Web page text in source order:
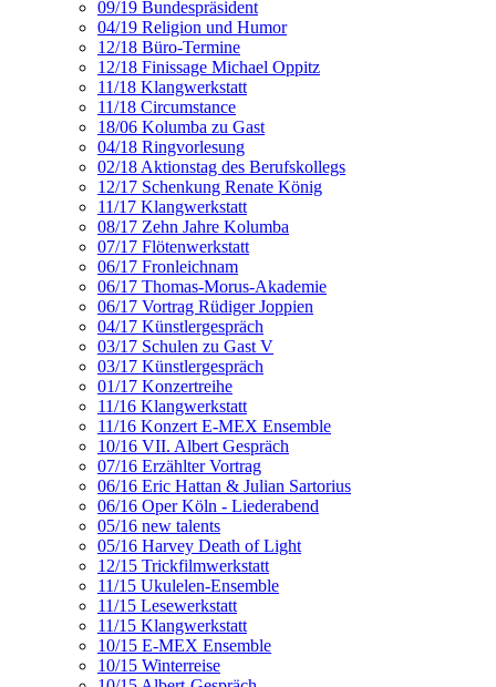
09/19 Bundespräsident
04/19 Religion und Humor
12/18 Büro-Termine
12/18 Finissage Michael Oppitz
11/18 Klangwerkstatt
11/18 Circumstance
18/06 Kolumba zu Gast
04/18 Ringvorlesung
02/18 Aktionstag des Berufskollegs
12/17 Schenkung Renate König
11/17 Klangwerkstatt
08/17 Zehn Jahre Kolumba
07/17 Flötenwerkstatt
06/17 Fronleichnam
06/17 Thomas-Morus-Akademie
06/17 Vortrag Rüdiger Joppien
04/17 Künstlergespräch
03/17 Schulen zu Gast V
03/17 Künstlergespräch
01/17 Konzertreihe
11/16 Klangwerkstatt
11/16 Konzert E-MEX Ensemble
10/16 VII. Albert Gespräch
07/16 Erzählter Vortrag
06/16 Eric Hattan & Julian Sartorius
06/16 Oper Köln - Liederabend
05/16 new talents
05/16 Harvey Death of Light
12/15 Trickfilmwerkstatt
11/15 Ukulelen-Ensemble
11/15 Lesewerkstatt
11/15 Klangwerkstatt
10/15 E-MEX Ensemble
10/15 Winterreise